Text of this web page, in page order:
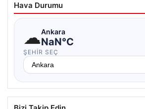
Hava Durumu
☁Ankara
NaN°C
ŞEHIR SEÇ